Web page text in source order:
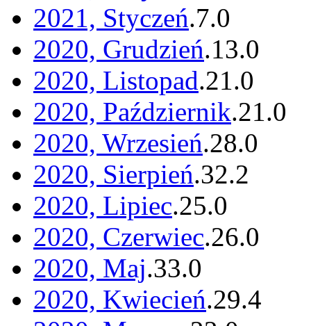
2021, Styczeń.7.0
2020, Grudzień.13.0
2020, Listopad.21.0
2020, Październik.21.0
2020, Wrzesień.28.0
2020, Sierpień.32.2
2020, Lipiec.25.0
2020, Czerwiec.26.0
2020, Maj.33.0
2020, Kwiecień.29.4